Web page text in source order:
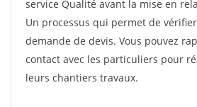
service Qualité avant la mise en
Un processus qui permet de
demande de devis. Vous pouvez
contact avec les particuliers pour
leurs chantiers travaux.